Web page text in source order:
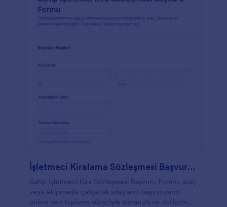
İşletmeci Kiralama Sözleşmesi Başvuru Formu
Sahip İşletmeci Kira Sözleşmesi Başvuru Formu, araç
veya ekipmanla çalışacak adayların başvurularını
online veri toplama süreciyle almanıza ve Jotform